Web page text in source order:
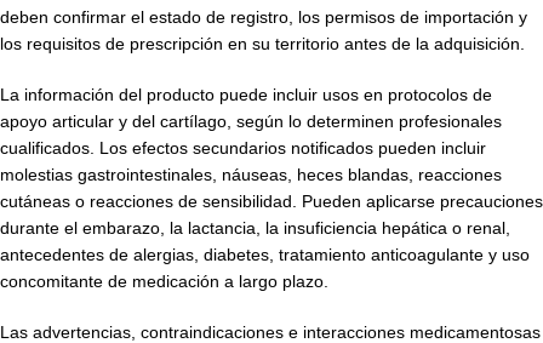
deben confirmar el estado de registro, los permisos de importación y
los requisitos de prescripción en su territorio antes de la adquisición.
La información del producto puede incluir usos en protocolos de
apoyo articular y del cartílago, según lo determinen profesionales
cualificados. Los efectos secundarios notificados pueden incluir
molestias gastrointestinales, náuseas, heces blandas, reacciones
cutáneas o reacciones de sensibilidad. Pueden aplicarse precauciones
durante el embarazo, la lactancia, la insuficiencia hepática o renal,
antecedentes de alergias, diabetes, tratamiento anticoagulante y uso
concomitante de medicación a largo plazo.
Las advertencias, contraindicaciones e interacciones medicamentosas